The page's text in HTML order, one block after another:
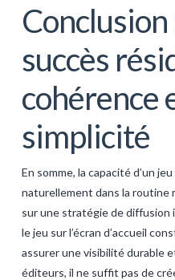
Conclusion
succès
cohérence
simplicité
En somme, la capacité d’un
naturellement dans la routine
sur une stratégie de diffusion
le jeu sur l’écran d’accueil
assurer une visibilité durable
éditeurs, il ne suffit pas de